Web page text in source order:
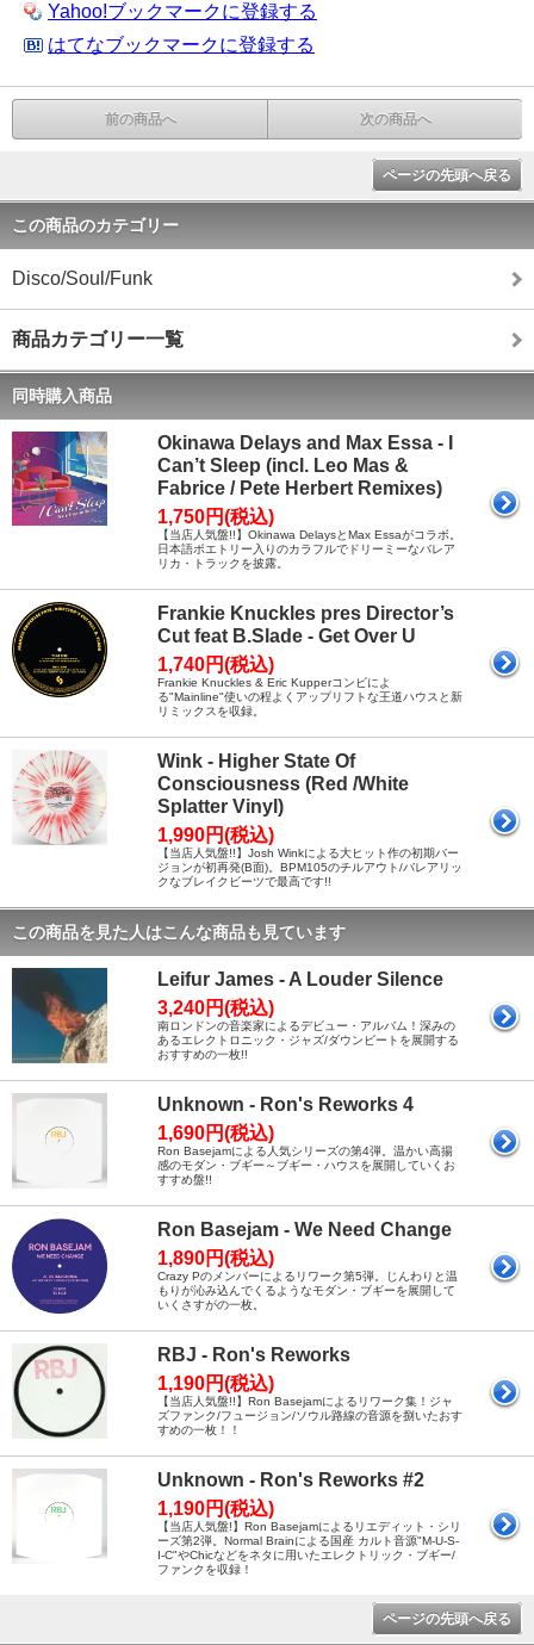
Yahoo!ブックマークに登録する
はてなブックマークに登録する
前の商品へ 次の商品へ
ページの先頭へ戻る
この商品のカテゴリー
Disco/Soul/Funk
商品カテゴリー一覧
同時購入商品
Okinawa Delays and Max Essa - I
Can’t Sleep (incl. Leo Mas &
Fabrice / Pete Herbert Remixes)
1,750円(税込)
【当店人気盤!!】Okinawa DelaysとMax Essaがコラボ。
日本語ポエトリー入りのカラフルでドリーミーなバレア
リカ・トラックを披露。
Frankie Knuckles pres Director’s
Cut feat B.Slade - Get Over U
1,740円(税込)
Frankie Knuckles & Eric Kupperコンビによ
る"Mainline"使いの程よくアップリフトな王道ハウスと新
リミックスを収録。
Wink - Higher State Of
Consciousness (Red /White
Splatter Vinyl)
1,990円(税込)
【当店人気盤!!】Josh Winkによる大ヒット作の初期バー
ジョンが初再発(B面)。BPM105のチルアウト/バレアリッ
クなブレイクビーツで最高です!!
この商品を見た人はこんな商品も見ています
Leifur James - A Louder Silence
3,240円(税込)
南ロンドンの音楽家によるデビュー・アルバム！深みの
あるエレクトロニック・ジャズ/ダウンビートを展開する
おすすめの一枚!!
Unknown - Ron's Reworks 4
1,690円(税込)
Ron Basejamによる人気シリーズの第4弾。温かい高揚
感のモダン・ブギー～ブギー・ハウスを展開していくお
すすめ盤!!
Ron Basejam - We Need Change
1,890円(税込)
Crazy Pのメンバーによるリワーク第5弾。じんわりと温
もりが沁み込んでくるようなモダン・ブギーを展開して
いくさすがの一枚。
RBJ - Ron's Reworks
1,190円(税込)
【当店人気盤!!】Ron Basejamによるリワーク集！ジャ
ズファンク/フュージョン/ソウル路線の音源を捌いたおす
すめの一枚！！
Unknown - Ron's Reworks #2
1,190円(税込)
【当店人気盤!】Ron Basejamによるリエディット・シリ
ーズ第2弾。Normal Brainによる国産 カルト音源"M-U-S-
I-C"やChicなどをネタに用いたエレクトリック・ブギー/
ファンクを収録！
ページの先頭へ戻る